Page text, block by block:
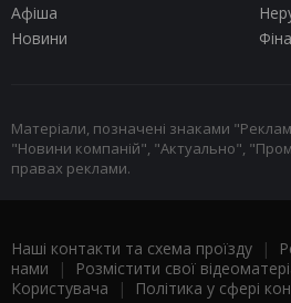
Афіша
Новини
Матеріали, позначені знаками
"Новини компаній", "Актуально",
правах реклами.
Наші контакти та схема проїзду |
нами | Розмістити свої
Користувача |
Політика у сфері